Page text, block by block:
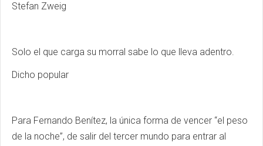
Stefan Zweig
Solo el que carga su morral sabe lo que lleva adentro.
Dicho popular
Para Fernando Benítez, la única forma de vencer “el peso
de la noche”, de salir del tercer mundo para entrar al